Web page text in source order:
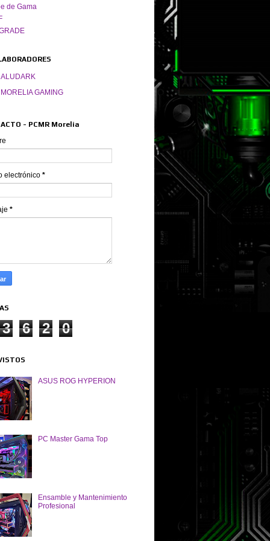
de Gama
ALUDARK
MORELIA GAMING
- PCMR Morelia
electrónico *
*
3 6 2 0
ASUS ROG HYPERION
PC Master Gama Top
Ensamble y Mantenimiento
Profesional